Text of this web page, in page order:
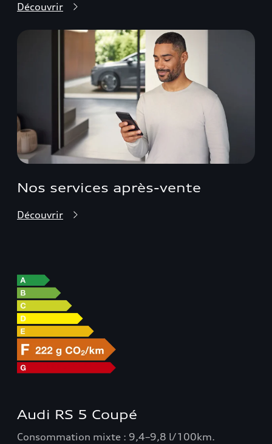
Découvrir
Nos services après-vente
Découvrir
Audi RS 5 Coupé
Consommation mixte : 9,4–9,8 l/100km.